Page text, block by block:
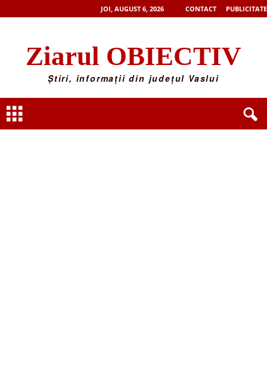
JOI, AUGUST 6, 2026 CONTACT PUBLICITATE
Ziarul OBIECTIV
Știri, informații din județul Vaslui